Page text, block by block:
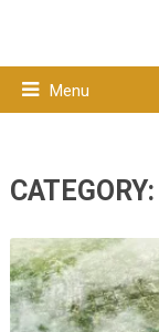
Menu
CATEGORY: